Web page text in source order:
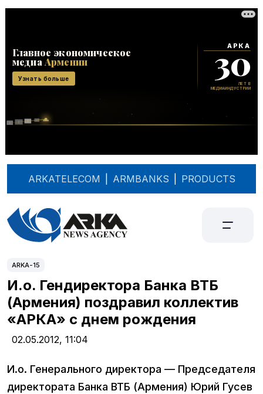
ARKATELECOM ARMBANKS PRODUCTS
ARKA-15
И.о. Гендиректора Банка ВТБ
(Армения) поздравил коллектив
«АРКА» с днем рождения
02.05.2012, 11:04
И.о. Генерального директора — Председателя
директората Банка ВТБ (Армения) Юрий Гусев